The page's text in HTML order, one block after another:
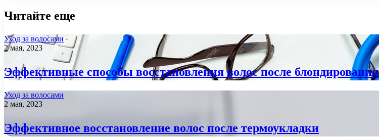
Читайте еще
Уход за волосами
2 мая, 2023
Эффективные способы восстановления волос после блондирования
Уход за волосами
2 мая, 2023
Эффективное восстановление волос после термоукладки